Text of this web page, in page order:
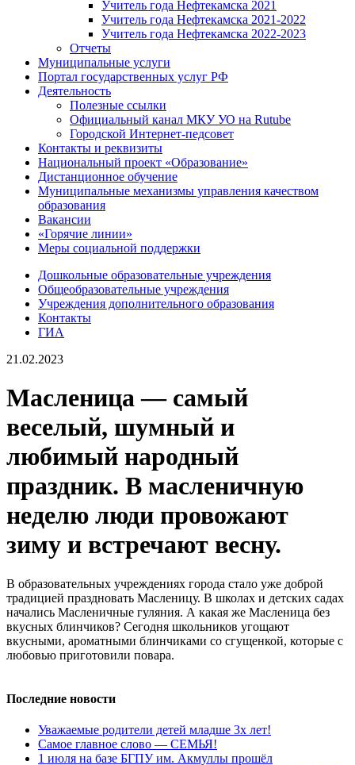
Учитель года Нефтекамска 2021
Учитель года Нефтекамска 2021-2022
Учитель года Нефтекамска 2022-2023
Отчеты
Муниципальные услуги
Портал государственных услуг РФ
Деятельность
Полезные ссылки
Официальный канал МКУ УО на Rutube
Городской Интернет-педсовет
Контакты и реквизиты
Национальный проект «Образование»
Дистанционное обучение
Муниципальные механизмы управления качеством
образования
Вакансии
«Горячие линии»
Меры социальной поддержки
Дошкольные образовательные учреждения
Общеобразовательные учреждения
Учреждения дополнительного образования
Контакты
ГИА
21.02.2023
Масленица — самый
веселый, шумный и
любимый народный
праздник. В масленичную
неделю люди провожают
зиму и встречают весну.
В образовательных учреждениях города стало уже доброй
традицией праздновать Масленицу. В школах и детских садах
начались Масленичные гуляния. А какая же Масленица без
вкусных блинчиков? Сегодня школьников угощают
вкусными, ароматными блинчиками со сгущенкой, которые с
любовью приготовили повара.
Последние новости
Уважаемые родители детей младше 3х лет!
Самое главное слово — СЕМЬЯ!
1 июля на базе БГПУ им. Акмуллы прошёл